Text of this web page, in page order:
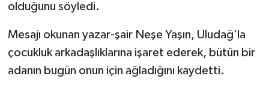
olduğunu söyledi.
Mesajı okunan yazar-şair Neşe Yaşın, Uludağ’la
çocukluk arkadaşlıklarına işaret ederek, bütün bir
adanın bugün onun için ağladığını kaydetti.